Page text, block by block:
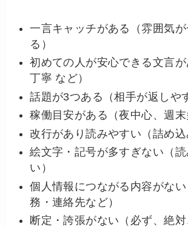
一言キャッチがある（雰囲気
る）
初めての人が安心できる文言が
丁寧 など）
話題が3つある（相手が返しや
稼働目安がある（夜中心、週末
改行があり読みやすい（詰め込
絵文字・記号が多すぎない（
い）
個人情報につながる内容がな
務・連絡先など）
断定・誇張がない（必ず、絶